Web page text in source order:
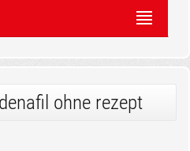
ohne rezept